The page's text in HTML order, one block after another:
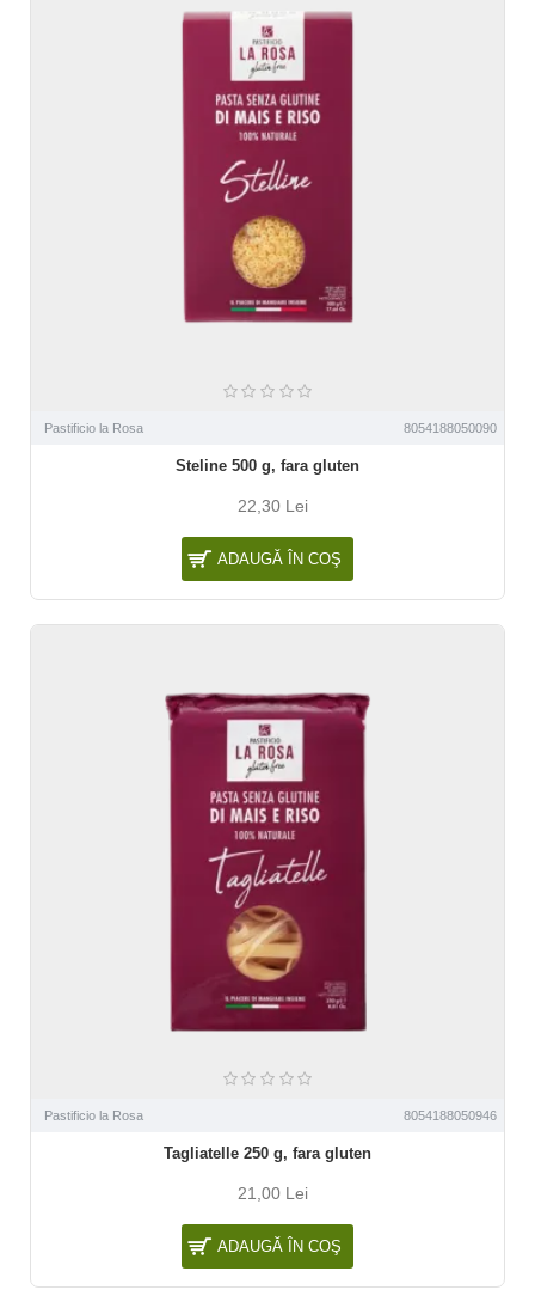
Pastificio la Rosa 8054188050090
Steline 500 g, fara gluten
22,30 Lei
ADAUGĂ ÎN COŞ
Pastificio la Rosa 8054188050946
Tagliatelle 250 g, fara gluten
21,00 Lei
ADAUGĂ ÎN COŞ